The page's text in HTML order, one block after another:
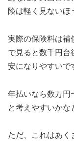
険は軽く見ないほ
実際の保険料は補
で見ると数千円台
安になりやすいで
年払いなら数万円
と考えやすいかな
ただ、これはあく